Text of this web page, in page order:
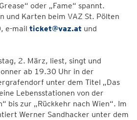
oder „Fame“ spannt.
und Karten beim VAZ St. Pölten
e-mail ticket@vaz.at und
2. März, liest, singt und
ab 19.30 Uhr in der
unter dem Titel „Das
Lebensstationen von der
bis zur „Rückkehr nach Wien“. Im
Werner Sandhacker unter dem